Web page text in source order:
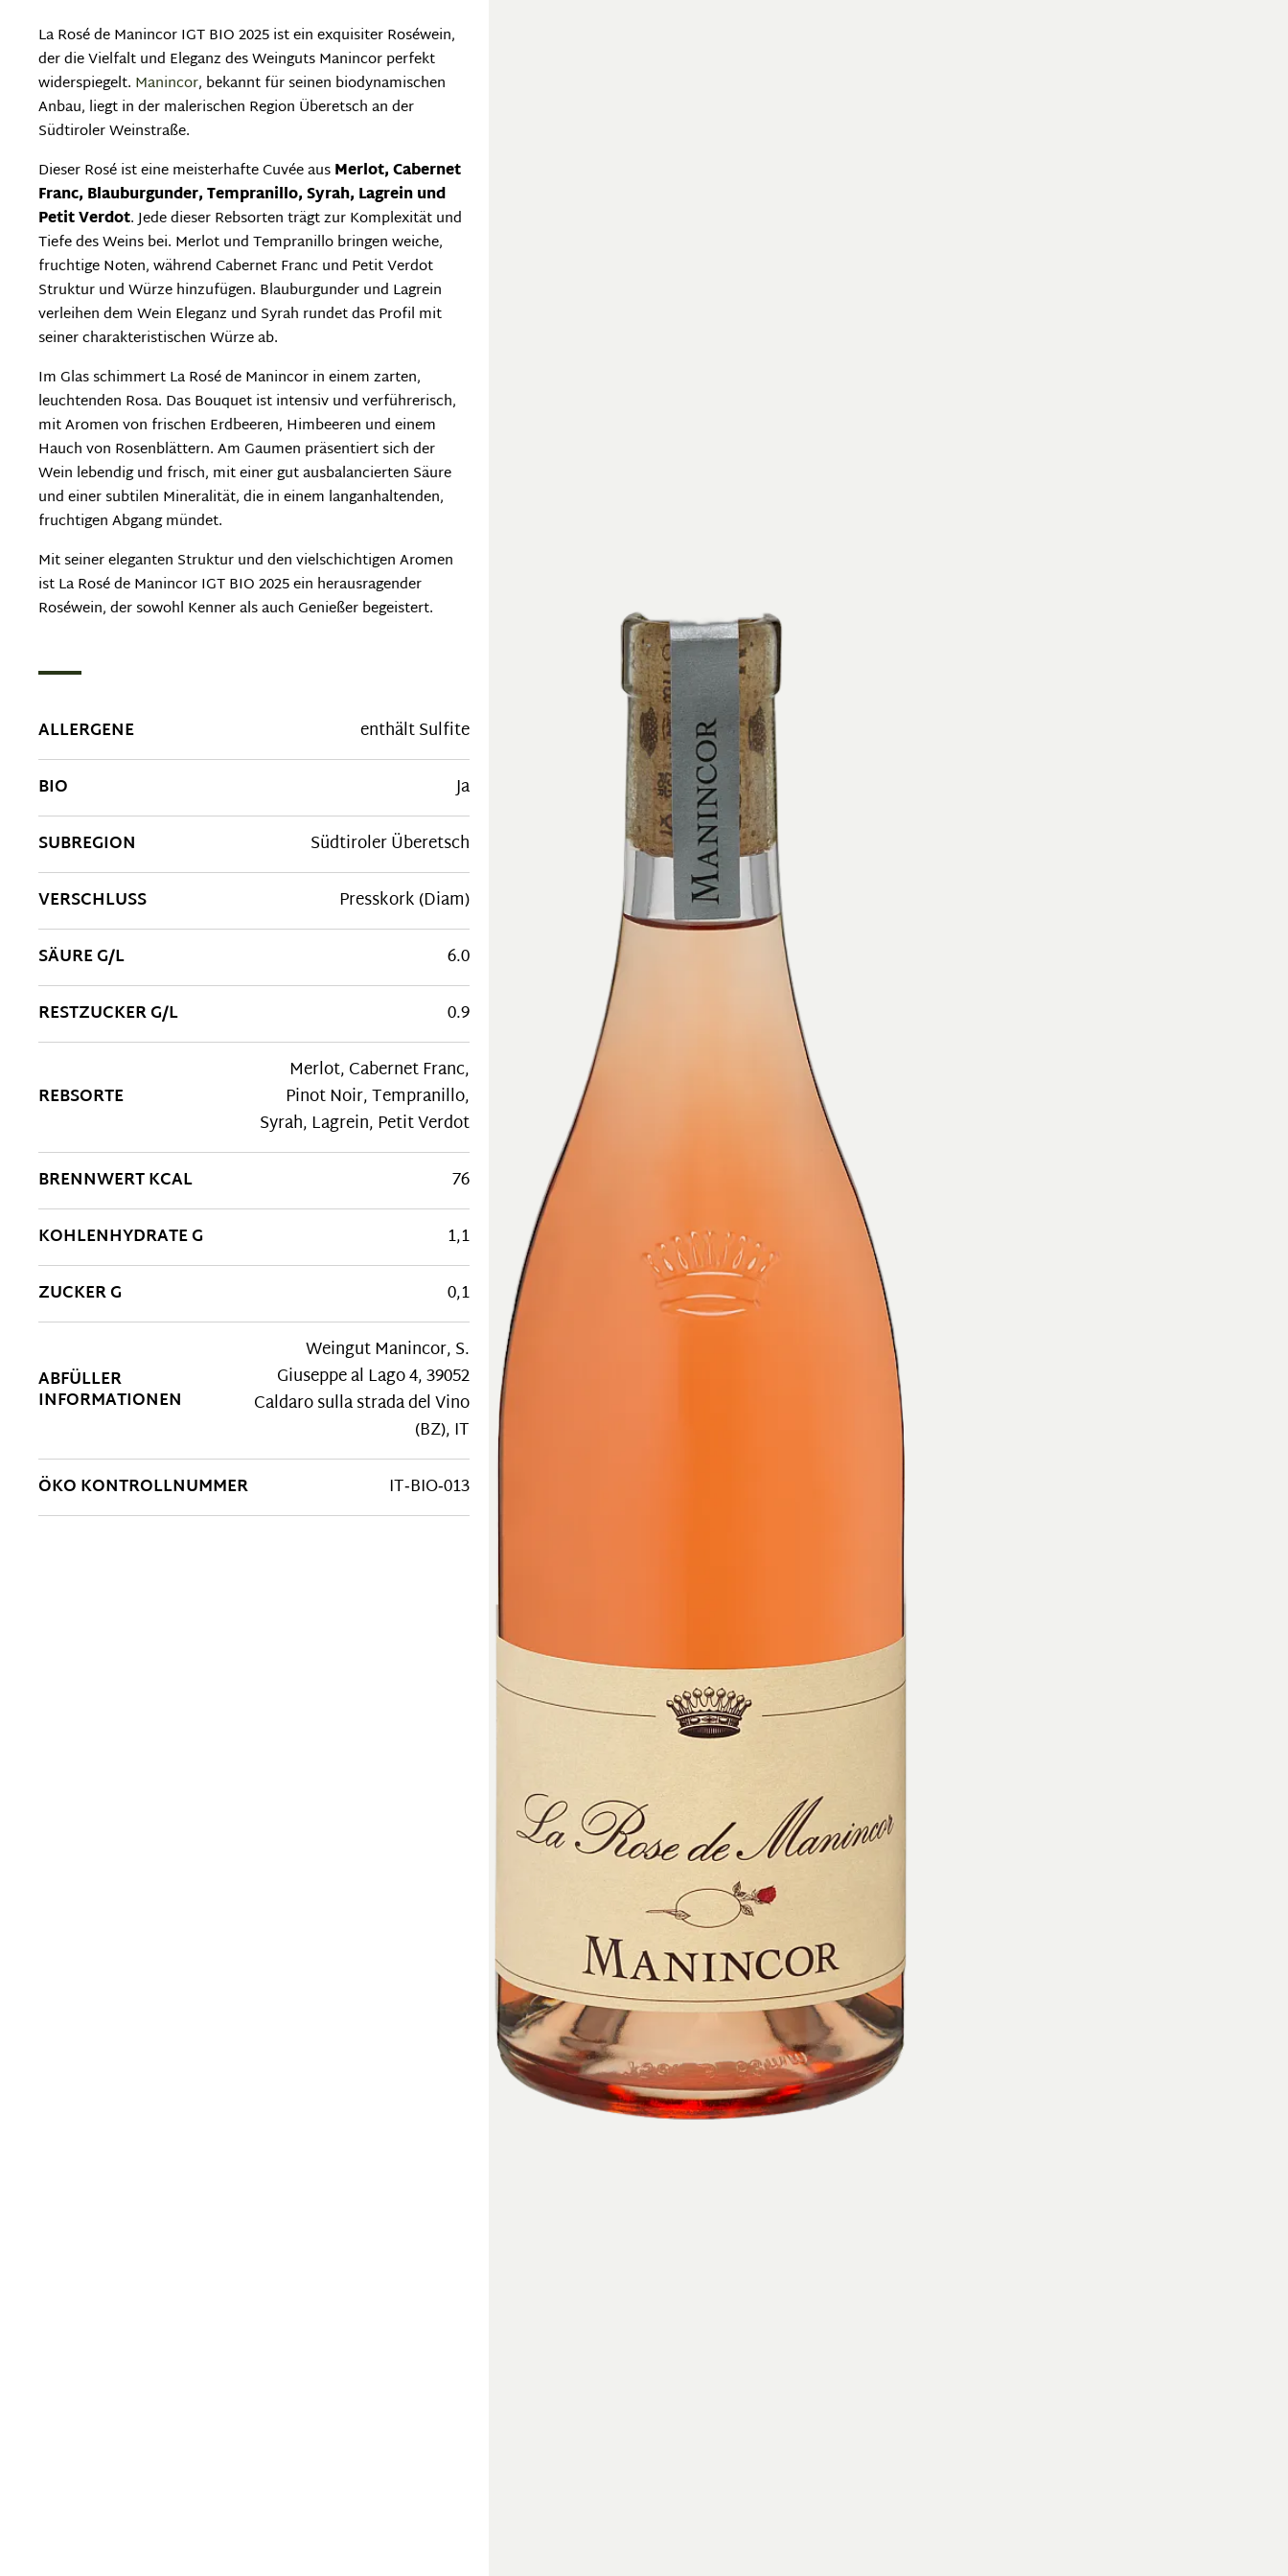
ALLERGENE
enthält Sulfite
BIO
Ja
SUBREGION
Südtiroler Überetsch
VERSCHLUSS
Presskork (Diam)
SÄURE G/L
6.0
RESTZUCKER G/L
0.9
REBSORTE
Merlot, Cabernet Franc,
Pinot Noir, Tempranillo,
Syrah, Lagrein, Petit Verdot
BRENNWERT KCAL
76
KOHLENHYDRATE G
1,1
ZUCKER G
0,1
ABFÜLLER
INFORMATIONEN
Weingut Manincor, S.
Giuseppe al Lago 4, 39052
Caldaro sulla strada del Vino
(BZ), IT
ÖKO KONTROLLNUMMER
IT‑BIO‑013
La Rosé de Manincor IGT BIO 2025 ist ein exquisiter Roséwein,
der die Vielfalt und Eleganz des Weinguts Manincor perfekt
widerspiegelt. Manincor, bekannt für seinen biodynamischen
Anbau, liegt in der malerischen Region Überetsch an der
Südtiroler Weinstraße.
Dieser Rosé ist eine meisterhafte Cuvée ausMerlot, Cabernet
Franc, Blauburgunder, Tempranillo, Syrah, Lagrein und
Petit Verdot. Jede dieser Rebsorten trägt zur Komplexität und
Tiefe des Weins bei. Merlot und Tempranillo bringen weiche,
fruchtige Noten, während Cabernet Franc und Petit Verdot
Struktur und Würze hinzufügen. Blauburgunder und Lagrein
verleihen dem Wein Eleganz und Syrah rundet das Profil mit
seiner charakteristischen Würze ab.
Im Glas schimmert La Rosé de Manincor in einem zarten,
leuchtenden Rosa. Das Bouquet ist intensiv und verführerisch,
mit Aromen von frischen Erdbeeren, Himbeeren und einem
Hauch von Rosenblättern. Am Gaumen präsentiert sich der
Wein lebendig und frisch, mit einer gut ausbalancierten Säure
und einer subtilen Mineralität, die in einem langanhaltenden,
fruchtigen Abgang mündet.
Mit seiner eleganten Struktur und den vielschichtigen Aromen
ist La Rosé de Manincor IGT BIO 2025 ein herausragender
Roséwein, der sowohl Kenner als auch Genießer begeistert.